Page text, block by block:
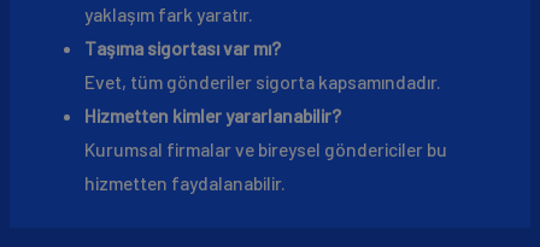
yaklaşım fark yaratır.
Taşıma sigortası var mı?
Evet, tüm gönderiler sigorta kapsamındadır.
Hizmetten kimler yararlanabilir?
Kurumsal firmalar ve bireysel göndericiler bu
hizmetten faydalanabilir.